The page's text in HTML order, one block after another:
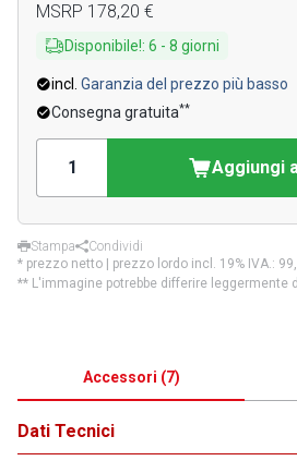
MSRP 178,20 €
Disponibile!: 6 - 8 giorni
incl. Garanzia del prezzo più basso
Consegna gratuita**
Aggiungi
Stampa
Condividi
* prezzo netto | prezzo lordo incl. 19% IVA.:
** L'immagine potrebbe differire leggermente
Accessori (7)
Dati Tecnici